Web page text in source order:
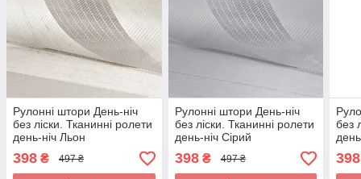
Рулонні штори День-ніч
без ліски. Тканинні ролети
день-ніч Льон
398 ₴ 497 ₴
Рулонні штори День-ніч
без ліски. Тканинні ролети
день-ніч Сірий
398₴ 497 ₴
без
398